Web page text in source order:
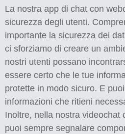
La nostra app di chat con
sicurezza degli utenti.
importante la sicurezza dei
ci sforziamo di creare un
nostri utenti possano
essere certo che le tue
protette in modo sicuro. E
informazioni che ritieni
Inoltre, nella nostra videochat
puoi sempre segnalare